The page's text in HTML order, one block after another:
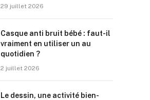
29 juillet 2026
Casque anti bruit bébé : faut-il
vraiment en utiliser un au
quotidien ?
2 juillet 2026
Le dessin, une activité bien-